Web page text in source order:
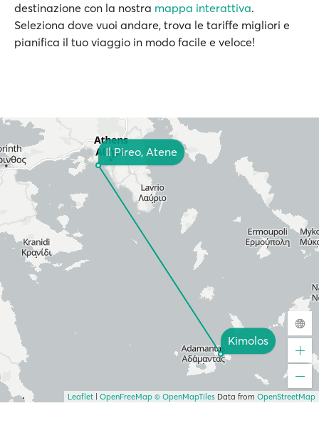
destinazione con la nostra mappa interattiva.
Seleziona dove vuoi andare, trova le tariffe migliori e
pianifica il tuo viaggio in modo facile e veloce!
Kimolos
Il Pireo, Atene
Leaflet OpenFreeMap © OpenMapTiles Data from OpenStreetMap